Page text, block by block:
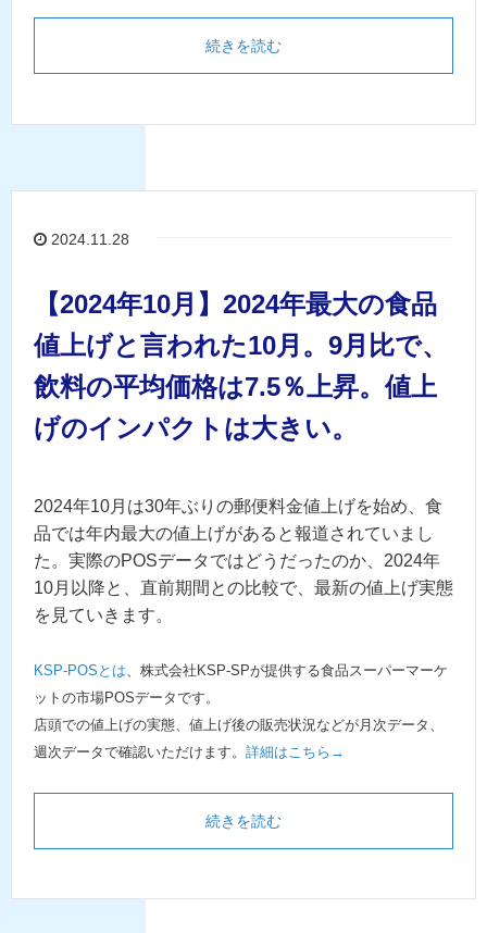
続きを読む
2024.11.28
【2024年10月】2024年最大の食品
値上げと言われた10月。9月比で、
飲料の平均価格は7.5％上昇。値上
げのインパクトは大きい。
2024年10月は30年ぶりの郵便料金値上げを始め、食
品では年内最大の値上げがあると報道されていまし
た。実際のPOSデータではどうだったのか、2024年
10月以降と、直前期間との比較で、最新の値上げ実態
を見ていきます。
KSP-POSとは、株式会社KSP-SPが提供する食品スーパーマーケ
ットの市場POSデータです。
店頭での値上げの実態、値上げ後の販売状況などが月次データ、
週次データで確認いただけます。 詳細はこちら→
続きを読む